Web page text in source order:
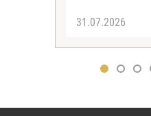
31.07.2026